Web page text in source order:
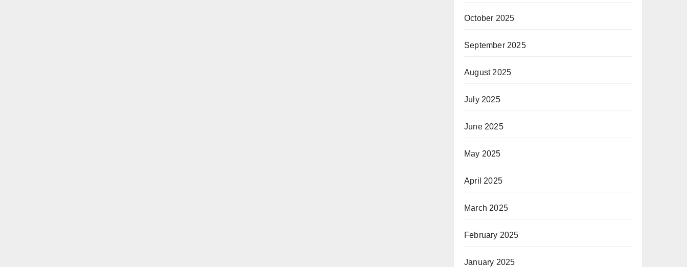
October 2025
September 2025
August 2025
July 2025
June 2025
May 2025
April 2025
March 2025
February 2025
January 2025